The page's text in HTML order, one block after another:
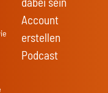
Account
erstellen
Podcast